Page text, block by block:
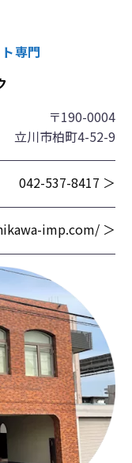
専門
〒190-0004
立川市柏町4-52-9
042-537-8417 ＞
imp.com/ ＞